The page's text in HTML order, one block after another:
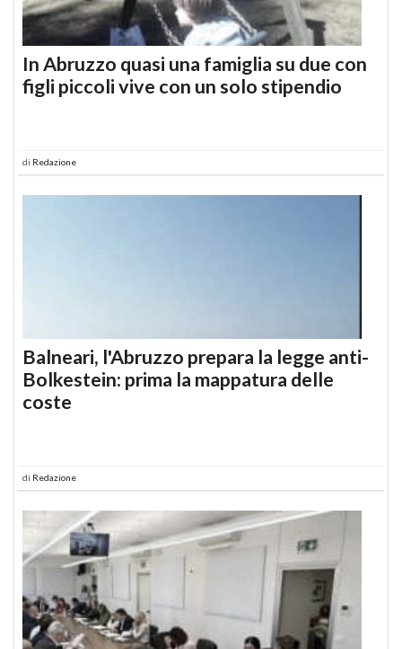
In Abruzzo quasi una famiglia su due con
figli piccoli vive con un solo stipendio
di Redazione
Balneari, l'Abruzzo prepara la legge anti-
Bolkestein: prima la mappatura delle
coste
di Redazione